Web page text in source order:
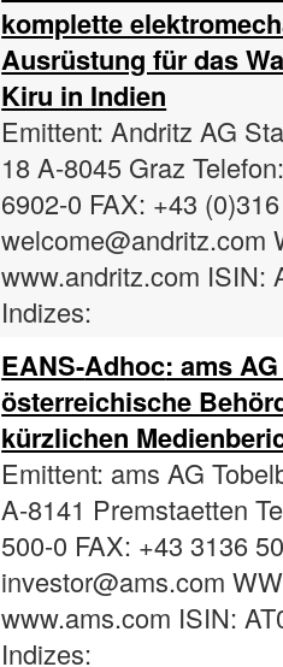
komplette
Ausrüstung für das
Kiru in Indien
Emittent: Andritz AG
18 A-8045 Graz
6902-0 FAX: +43
welcome@andritz.com
www.andritz.com ISIN:
Indizes:
EANS-Adhoc: ams
österreichische
kürzlichen
Emittent: ams AG
A-8141 Premstaetten
500-0 FAX: +43 3136
investor@ams.com
www.ams.com ISIN:
Indizes: